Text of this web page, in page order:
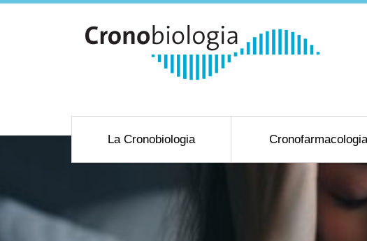
La Cronobiologia